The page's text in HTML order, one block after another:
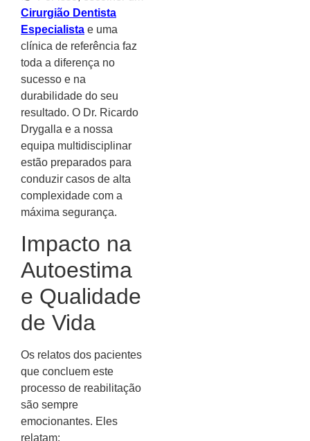
Cirurgião Dentista
Especialista e uma
clínica de referência faz
toda a diferença no
sucesso e na
durabilidade do seu
resultado. O Dr. Ricardo
Drygalla e a nossa
equipa multidisciplinar
estão preparados para
conduzir casos de alta
complexidade com a
máxima segurança.
Impacto na
Autoestima
e Qualidade
de Vida
Os relatos dos pacientes
que concluem este
processo de reabilitação
são sempre
emocionantes. Eles
relatam: